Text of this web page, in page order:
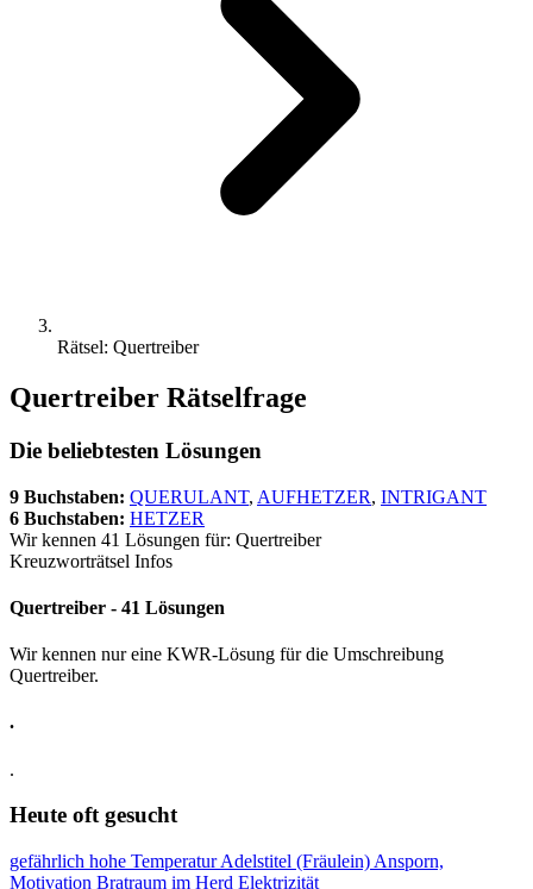
Rätsel: Quertreiber
Quertreiber Rätselfrage
Die beliebtesten Lösungen
9 Buchstaben: QUERULANT, AUFHETZER, INTRIGANT
6 Buchstaben: HETZER
Wir kennen 41 Lösungen für: Quertreiber
Kreuzworträtsel Infos
Quertreiber - 41 Lösungen
Wir kennen nur eine KWR-Lösung für die Umschreibung
Quertreiber.
.
.
Heute oft gesucht
gefährlich hohe TemperaturAdelstitel (Fräulein) Ansporn,
Motivation Bratraum im Herd Elektrizität